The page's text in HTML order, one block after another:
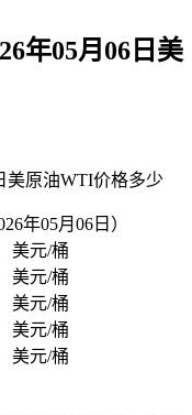
年05月06日美
美原油WTI价格多少
年05月06日）
美元/桶
美元/桶
美元/桶
美元/桶
美元/桶